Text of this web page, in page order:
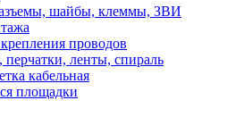
шайбы, клеммы, ЗВИ
проводов
ленты, спираль
кабельная
площадки